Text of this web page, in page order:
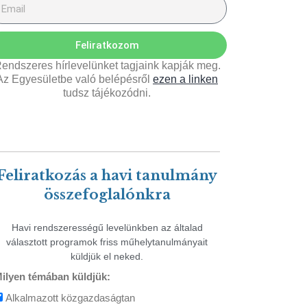
Feliratkozom
hírlevelünket tagjaink kapják meg.
Egyesületbe való belépésről ezen a linken
tudsz tájékozódni.
a havi tanulmány
összefoglalónkra
Havi rendszerességű levelünkben az általad
választott programok friss műhelytanulmányait
küldjük el neked.
témában küldjük:
Alkalmazott közgazdaságtan